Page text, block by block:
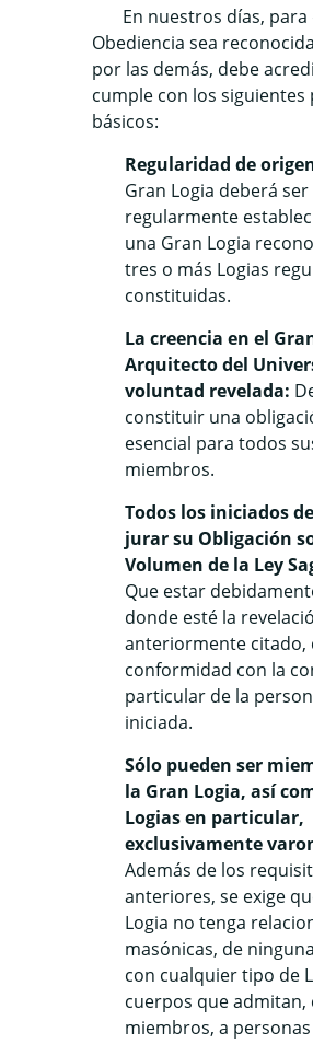
En nuestros días, para
Obediencia sea reconocida
por las demás, debe
cumple con los siguientes
básicos:
Regularidad de
Gran Logia deberá ser
regularmente
una Gran Logia
tres o más Logias
constituidas.
La creencia en el
Arquitecto del
voluntad revelada:
constituir una
esencial para todos
miembros.
Todos los iniciados
jurar su Obligación
Volumen de la Ley
Que estar
donde esté la
anteriormente citado,
conformidad con la
particular de la
iniciada.
Sólo pueden ser
la Gran Logia, así
Logias en particular,
exclusivamente
Además de los
anteriores, se exige
Logia no tenga
masónicas, de
con cualquier tipo de
cuerpos que admitan,
miembros, a